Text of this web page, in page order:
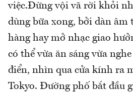
việc.Đừng vội vã rời khỏi
dùng bữa xong, bởi dàn âm
hàng hay mở nhạc giao
có thể vừa ăn sáng vừa
điển, nhìn qua cửa kính ra
Tokyo. Ðường phố bắt đầu